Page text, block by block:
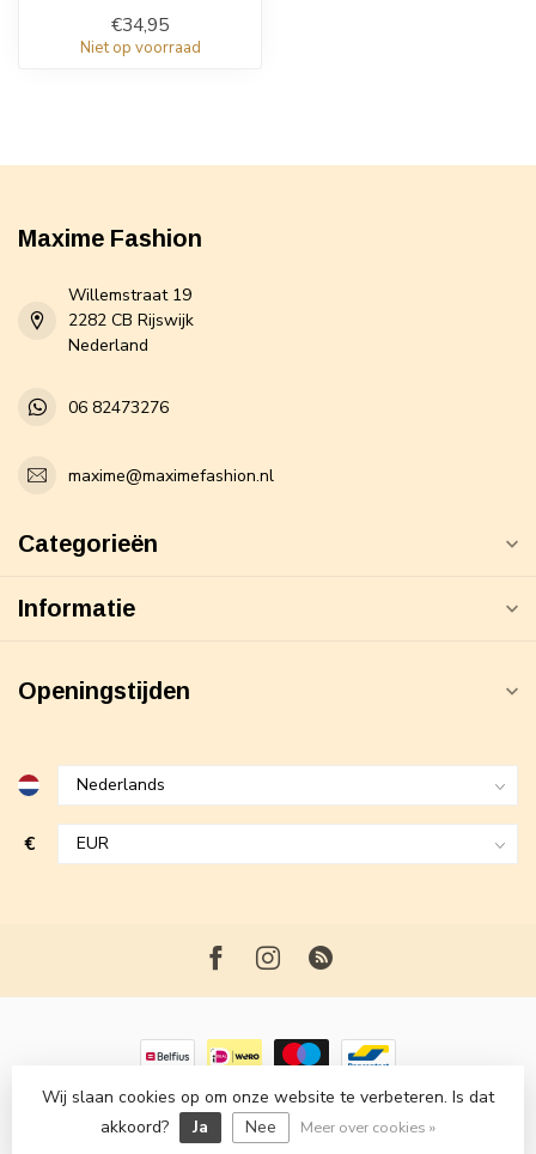
€34,95
Niet op voorraad
Maxime Fashion
Willemstraat 19
2282 CB Rijswijk
Nederland
06 82473276
maxime@maximefashion.nl
Categorieën
Informatie
Openingstijden
€
© Copyright 2026 Maxime Fashion- Powered byLightspeed-
Lightspeed design
Dyvelopment
Wij slaan cookies op om onze website te verbeteren. Is dat
akkoord?
Ja Nee Meer over cookies »